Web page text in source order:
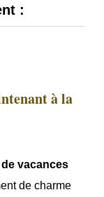
:
à la
vacances
de charme